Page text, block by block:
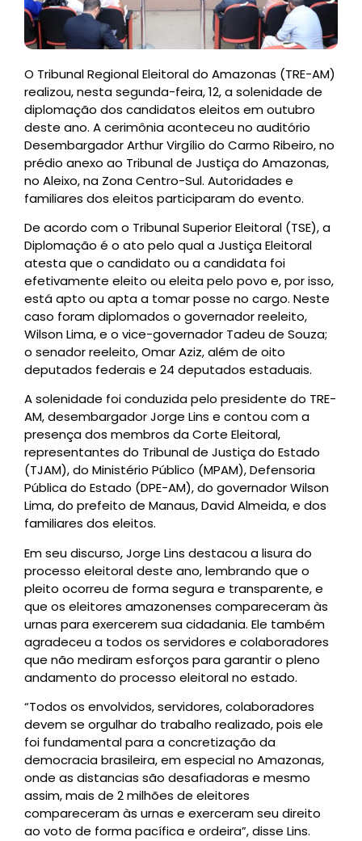
O Tribunal Regional Eleitoral do Amazonas (TRE-AM)
realizou, nesta segunda-feira, 12, a solenidade de
diplomação dos candidatos eleitos em outubro
deste ano. A cerimônia aconteceu no auditório
Desembargador Arthur Virgílio do Carmo Ribeiro, no
prédio anexo ao Tribunal de Justiça do Amazonas,
no Aleixo, na Zona Centro-Sul. Autoridades e
familiares dos eleitos participaram do evento.
De acordo com o Tribunal Superior Eleitoral (TSE), a
Diplomação é o ato pelo qual a Justiça Eleitoral
atesta que o candidato ou a candidata foi
efetivamente eleito ou eleita pelo povo e, por isso,
está apto ou apta a tomar posse no cargo. Neste
caso foram diplomados o governador reeleito,
Wilson Lima, e o vice-governador Tadeu de Souza;
o senador reeleito, Omar Aziz, além de oito
deputados federais e 24 deputados estaduais.
A solenidade foi conduzida pelo presidente do TRE-
AM, desembargador Jorge Lins e contou com a
presença dos membros da Corte Eleitoral,
representantes do Tribunal de Justiça do Estado
(TJAM), do Ministério Público (MPAM), Defensoria
Pública do Estado (DPE-AM), do governador Wilson
Lima, do prefeito de Manaus, David Almeida, e dos
familiares dos eleitos.
Em seu discurso, Jorge Lins destacou a lisura do
processo eleitoral deste ano, lembrando que o
pleito ocorreu de forma segura e transparente, e
que os eleitores amazonenses compareceram às
urnas para exercerem sua cidadania. Ele também
agradeceu a todos os servidores e colaboradores
que não mediram esforços para garantir o pleno
andamento do processo eleitoral no estado.
“Todos os envolvidos, servidores, colaboradores
devem se orgulhar do trabalho realizado, pois ele
foi fundamental para a concretização da
democracia brasileira, em especial no Amazonas,
onde as distancias são desafiadoras e mesmo
assim, mais de 2 milhões de eleitores
compareceram às urnas e exerceram seu direito
ao voto de forma pacífica e ordeira”, disse Lins.